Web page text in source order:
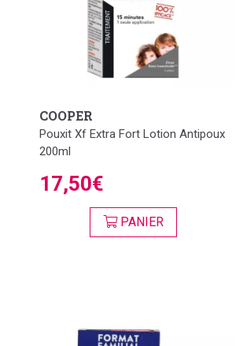
COOPER
Pouxit Xf Extra Fort Lotion Antipoux
200ml
17,50€
PANIER